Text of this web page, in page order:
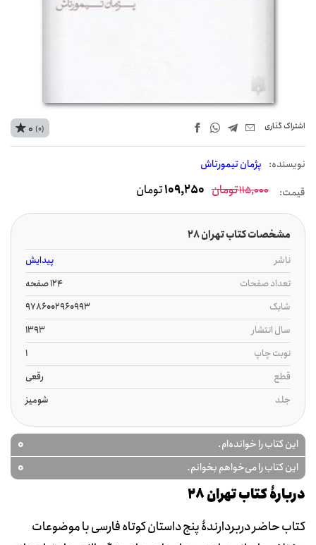
اشتراک‌ گذاری
نويسنده: پژمان تیمورتاش
0 (0)
قیمت: 115,000تومان 109,250تومان
مشخصات کتاب تهران 28
ناشر
پیدایش
تعداد صفحات
124 صفحه
شابک
9786002960993
سال انتشار
1393
نوبت چاپ
1
قطع
رقعی
جلد
شومیز
این کتاب را خوانده‌ام. 0
این کتاب را می‌خواهم بخوانم. 0
دربارۀ کتاب تهران 28
کتاب حاضر دربردارندۀ پنج داستان کوتاه فارسی با موضوعات